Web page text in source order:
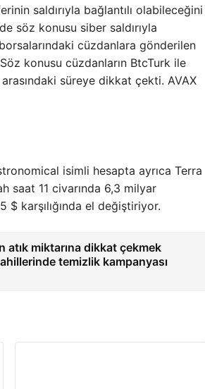
saldırıyla bağlantılı olabileceğini
söz konusu siber saldırıyla
cüzdanlara gönderilen
konusu cüzdanların BtcTurk ile
süreye dikkat çekti. AVAX
isimli hesapta ayrıca Terra
saat 11 civarında 6,3 milyar
$ karşılığında el değiştiriyor.
atık miktarına dikkat çekmek
temizlik kampanyası